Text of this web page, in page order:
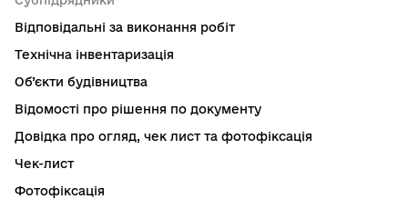
Відповідальні за виконання робіт
Технічна інвентаризація
Об’єкти будівництва
Відомості про рішення по документу
Довідка про огляд, чек лист та фотофіксація
Чек-лист
Фотофіксація